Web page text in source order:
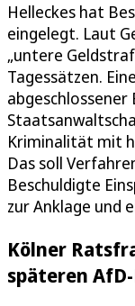
Helleckes hat
eingelegt. Laut
„untere
Tagessätzen.
Kriminalität mit
Das soll
Beschuldigte
zur Anklage und
Kölner
späteren